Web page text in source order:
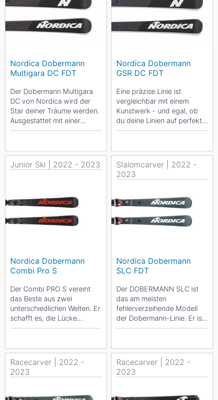
Nordica Dobermann
Multigara DC FDT
Der Dobermann Multigara
DC von Nordica wird der
Star deiner Träume werden.
Ausgestattet mit einer
unglaublichen Vielseitigkeit,
Nordica Dobermann
GSR DC FDT
Eine präzise Linie ist
vergleichbar mit einem
Kunstwerk - und egal, ob
du deine Linien auf perfekt
präparierten Pisten ziehst
Junior Ski | 2022 - 2023
Nordica Dobermann
Combi Pro S
Der Combi PRO S vereint
das Beste aus zwei
unterschiedlichen Welten. Er
schafft es, die Lücke
zwischen einem
Ski zu...
Slalomcarver | 2022 -
2023
Nordica Dobermann
SLC FDT
Der DOBERMANN SLC ist
das am meisten
fehlerverzeihende Modell
der Dobermann-Linie. Er ist
ideal für alle, die es lieben,
Racecarver | 2022 -
2023
Racecarver | 2022 -
2023